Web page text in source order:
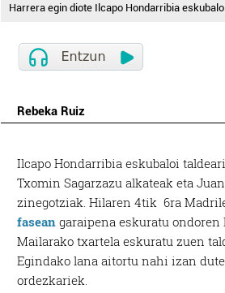
Harrera egin diote Ilcapo Hondarribia
Rebeka Ruiz
Ilcapo Hondarribia eskubaloi
Txomin Sagarzazu alkateak eta
zinegotziak. Hilaren 4tik 6ra
fasean garaipena eskuratu ondoren
Mailarako txartela eskuratu zuen
Egindako lana aitortu nahi izan
ordezkariek.